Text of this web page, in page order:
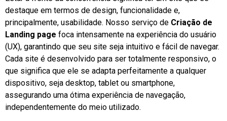
destaque em termos de design, funcionalidade e,
principalmente, usabilidade. Nosso serviço de Criação de
Landing page foca intensamente na experiência do usuário
(UX), garantindo que seu site seja intuitivo e fácil de navegar.
Cada site é desenvolvido para ser totalmente responsivo, o
que significa que ele se adapta perfeitamente a qualquer
dispositivo, seja desktop, tablet ou smartphone,
assegurando uma ótima experiência de navegação,
independentemente do meio utilizado.